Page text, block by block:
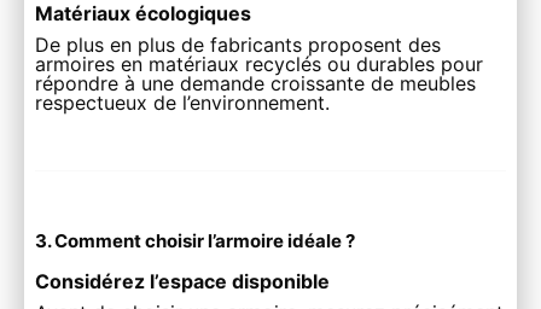
Matériaux écologiques
De plus en plus de fabricants proposent des
armoires en matériaux recyclés ou durables pour
répondre à une demande croissante de meubles
respectueux de l’environnement.
3. Comment choisir l’armoire idéale ?
Considérez l’espace disponible